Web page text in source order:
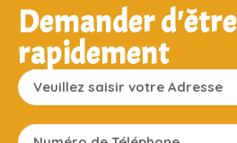
Demander
rapidement